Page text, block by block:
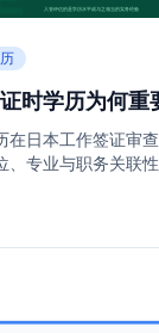
时学历为何重
在日本工作签证审
、专业与职务关联